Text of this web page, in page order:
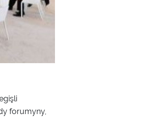
forumyny,